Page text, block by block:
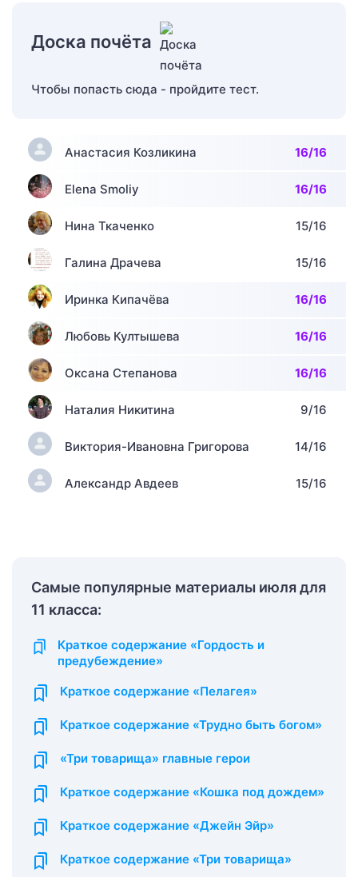
Доска почёта
Чтобы попасть сюда - пройдите тест.
Анастасия Козликина 16/16
Elena Smoliy 16/16
Нина Ткаченко 15/16
Галина Драчева 15/16
Иринка Кипачёва 16/16
Любовь Култышева 16/16
Оксана Степанова 16/16
Наталия Никитина 9/16
Виктория-Ивановна Григорова 14/16
Александр Авдеев 15/16
Самые популярные материалы июля для
11 класса:
Краткое содержание «Гордость и
предубеждение»
Краткое содержание «Пелагея»
Краткое содержание «Трудно быть богом»
«Три товарища» главные герои
Краткое содержание «Кошка под дождем»
Краткое содержание «Джейн Эйр»
Краткое содержание «Три товарища»